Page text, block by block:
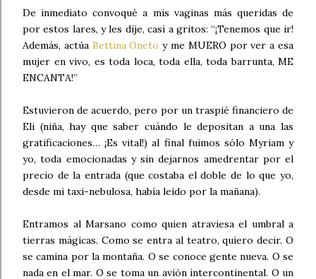
De inmediato convoqué a mis vaginas más queridas de
por estos lares, y les dije, casi a gritos: “¡Tenemos que ir!
Además, actúa Bettina Onetoy me MUERO por ver a esa
mujer en vivo, es toda loca, toda ella, toda barrunta, ME
ENCANTA!”
Estuvieron de acuerdo, pero por un traspié financiero de
Eli (niña, hay que saber cuándo le depositan a una las
gratificaciones… ¡Es vital!) al final fuimos sólo Myriam y
yo, toda emocionadas y sin dejarnos amedrentar por el
precio de la entrada (que costaba el doble de lo que yo,
desde mi taxi-nebulosa, había leído por la mañana).
Entramos al Marsano como quien atraviesa el umbral a
tierras mágicas. Como se entra al teatro, quiero decir. O
se camina por la montaña. O se conoce gente nueva. O se
nada en el mar. O se toma un avión intercontinental. O un